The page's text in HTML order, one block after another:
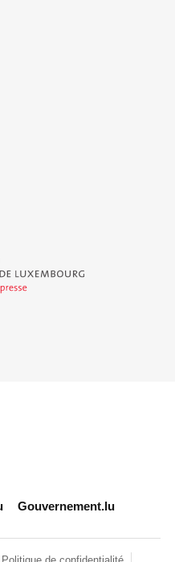
de Luxembourg - Service
Gouvernement.lu